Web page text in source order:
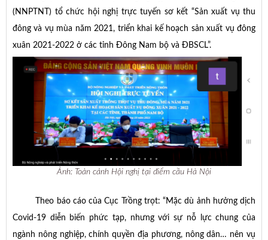
(NNPTNT) tổ chức hội nghị trực tuyến sơ kết “Sản xuất vụ thu
đông và vụ mùa năm 2021, triển khai kế hoạch sản xuất vụ đông
xuân 2021-2022 ở các tỉnh Đông Nam bộ và ĐBSCL”.
Ảnh: Toàn cảnh Hội nghị tại điểm cầu Hà Nội
Theo báo cáo của Cục Trồng trọt: “Mặc dù ảnh hưởng dịch
Covid-19 diễn biến phức tạp, nhưng với sự nỗ lực chung của
ngành nông nghiệp, chính quyền địa phương, nông dân… nên vụ